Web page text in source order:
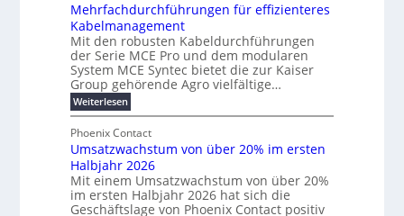
d
e
r
u
n
g
b
r
a
u
c
h
m
E
n
e
r
g
y
H
u
b
f
ü
r
w
i
c
k
e
l
t
N
H
-
S
i
e
k
o
r
d
b
e
e
i
l
i
g
Mehrfachdurchführungen für effizienteres
Kabelmanagement
Mit den robusten Kabeldurchführungen
der Serie MCE Pro und dem modularen
System MCE Syntec bietet die zur Kaiser
Group gehörende Agro vielfältige…
Weiterlesen:
M
h
r
f
a
c
h
Phoenix Contact
Umsatzwachstum von über 20% im ersten
Halbjahr 2026
Mit einem Umsatzwachstum von über 20%
im ersten Halbjahr 2026 hat sich die
Geschäftslage von Phoenix Contact positiv